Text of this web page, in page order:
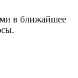
в ближайшее